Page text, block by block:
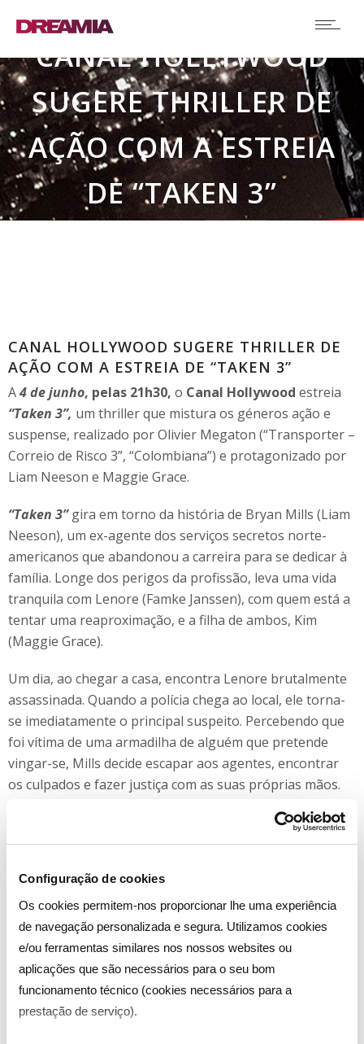
Configuração de cookies
Os cookies permitem-nos proporcionar lhe uma experiência
de navegação personalizada e segura. Utilizamos cookies
e/ou ferramentas similares nos nossos websites ou
aplicações que são necessários para o seu bom
funcionamento técnico (cookies necessários para a
prestação de serviço).
CANAL HOLLYWOOD
SUGERE THRILLER DE
AÇÃO COM A ESTREIA
DE “TAKEN 3”
CANAL HOLLYWOOD SUGERE THRILLER DE
AÇÃO COM A ESTREIA DE “TAKEN 3”
A4 de junho, pelas 21h30, o Canal Hollywood estreia
“Taken 3”, um thriller que mistura os géneros ação e
suspense, realizado por Olivier Megaton (“Transporter –
Correio de Risco 3”, “Colombiana”) e protagonizado por
Liam Neeson e Maggie Grace.
“Taken 3”gira em torno da história de Bryan Mills (Liam
Neeson), um ex-agente dos serviços secretos norte-
americanos que abandonou a carreira para se dedicar à
família. Longe dos perigos da profissão, leva uma vida
tranquila com Lenore (Famke Janssen), com quem está a
tentar uma reaproximação, e a filha de ambos, Kim
(Maggie Grace).
Um dia, ao chegar a casa, encontra Lenore brutalmente
assassinada. Quando a polícia chega ao local, ele torna-
se imediatamente o principal suspeito. Percebendo que
foi vítima de uma armadilha de alguém que pretende
vingar-se, Mills decide escapar aos agentes, encontrar
os culpados e fazer justiça com as suas próprias mãos.
Com a polícia de Los Angeles, o FBI e a CIA a persegui-lo,
ele move-se com um único objectivo em mente:
tarde.
“Taken 3”tem argumento de Luc Besson e Robert Mark
Kamen e continua as aventuras do agente Bryan Mills,
iniciada por Pierre Morel, em 2008.